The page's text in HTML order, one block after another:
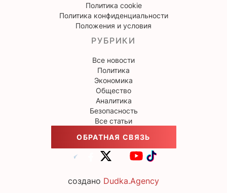
Политика cookie
Политика конфиденциальности
Положения и условия
РУБРИКИ
Все новости
Политика
Экономика
Общество
Аналитика
Безопасность
Все статьи
ОБРАТНАЯ СВЯЗЬ
создано Dudka.Agency